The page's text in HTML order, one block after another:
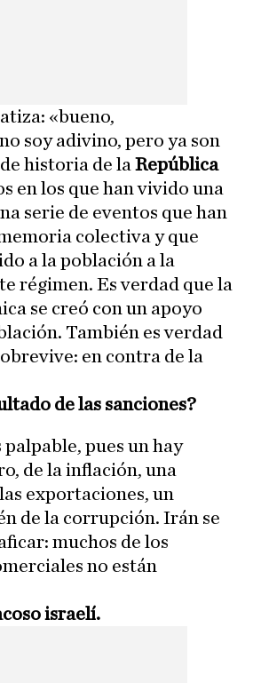
«bueno,
soy adivino, pero ya son
historia de la República
en los que han vivido una
serie de eventos que han
colectiva y que
a la población a la
régimen. Es verdad que la
se creó con un apoyo
También es verdad
en contra de la
de las sanciones?
pues un hay
de la inflación, una
exportaciones, un
de la corrupción. Irán se
muchos de los
no están
israelí.